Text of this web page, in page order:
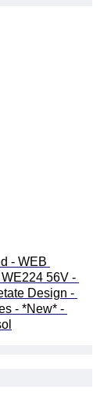
- WEB
56V -
Design -
- *New* -